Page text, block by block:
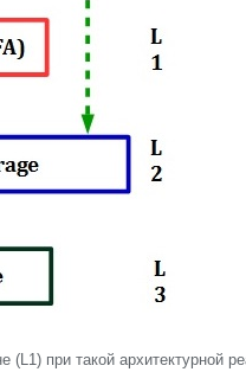
(L1) при такой архитектурной